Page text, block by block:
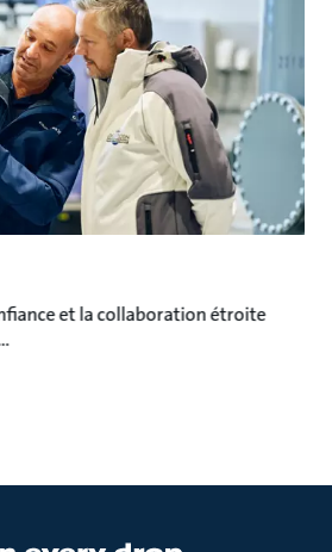
et la collaboration étroite